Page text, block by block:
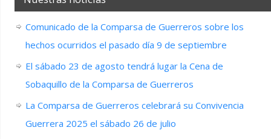
Comunicado de la Comparsa de Guerreros sobre los
hechos ocurridos el pasado día 9 de septiembre
El sábado 23 de agosto tendrá lugar la Cena de
Sobaquillo de la Comparsa de Guerreros
La Comparsa de Guerreros celebrará su Convivencia
Guerrera 2025 el sábado 26 de julio